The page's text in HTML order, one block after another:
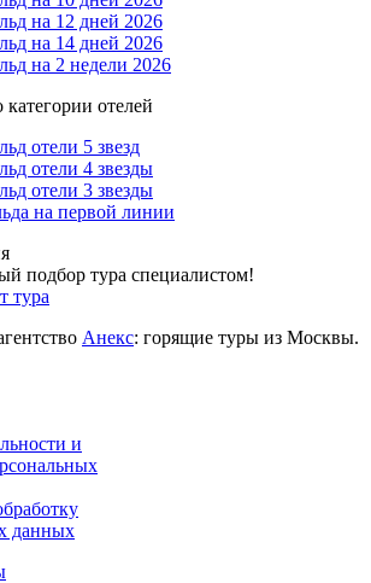
на 12 дней 2026
на 14 дней 2026
на 2 недели 2026
отелей
отели 5 звезд
отели 4 звезды
отели 3 звезды
на первой линии
подбор тура специалистом!
тура
Анекс: горящие туры из Москвы.
и
данных